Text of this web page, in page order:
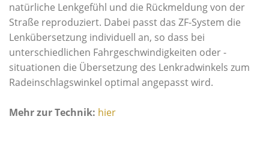
natürliche Lenkgefühl und die Rückmeldung von der
Straße reproduziert. Dabei passt das ZF-System die
Lenkübersetzung individuell an, so dass bei
unterschiedlichen Fahrgeschwindigkeiten oder -
situationen die Übersetzung des Lenkradwinkels zum
Radeinschlagswinkel optimal angepasst wird.
Mehr zur Technik: hier